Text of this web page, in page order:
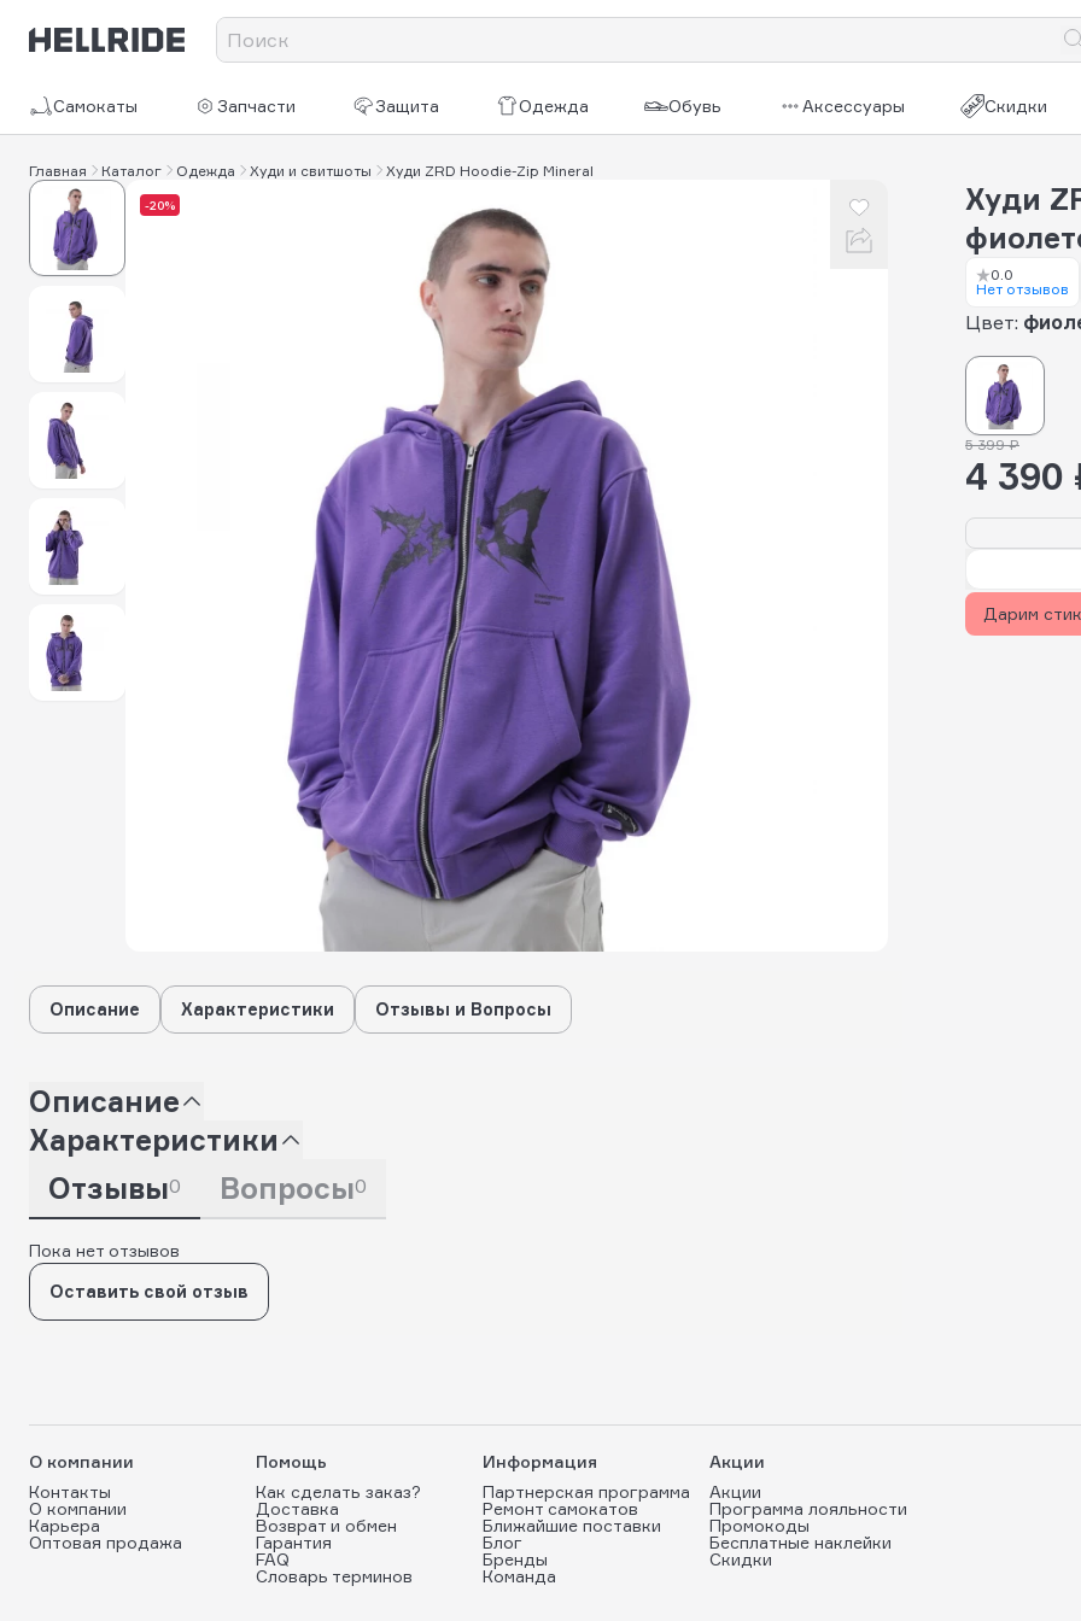
Самокаты Запчасти Защита Одежда Обувь Аксессуары Скидки
Главная Каталог Одежда Худи и свитшоты Худи ZRD Hoodie-Zip Mineral
-20%
Худи
0.0
Нет отзывов
Цвет:
5 399 ₽
4 390
Дарим
Описание Характеристики Отзывы и Вопросы
Описание
Характеристики
Отзывы0 Вопросы0
Пока нет отзывов
Оставить свой отзыв
О компании
Контакты
О компании
Карьера
Оптовая продажа
Помощь
Как сделать заказ?
Доставка
Возврат и обмен
Гарантия
FAQ
Словарь терминов
Информация
Партнерская программа
Ремонт самокатов
Ближайшие поставки
Блог
Бренды
Команда
Акции
Акции
Программа лояльности
Промокоды
Бесплатные наклейки
Скидки